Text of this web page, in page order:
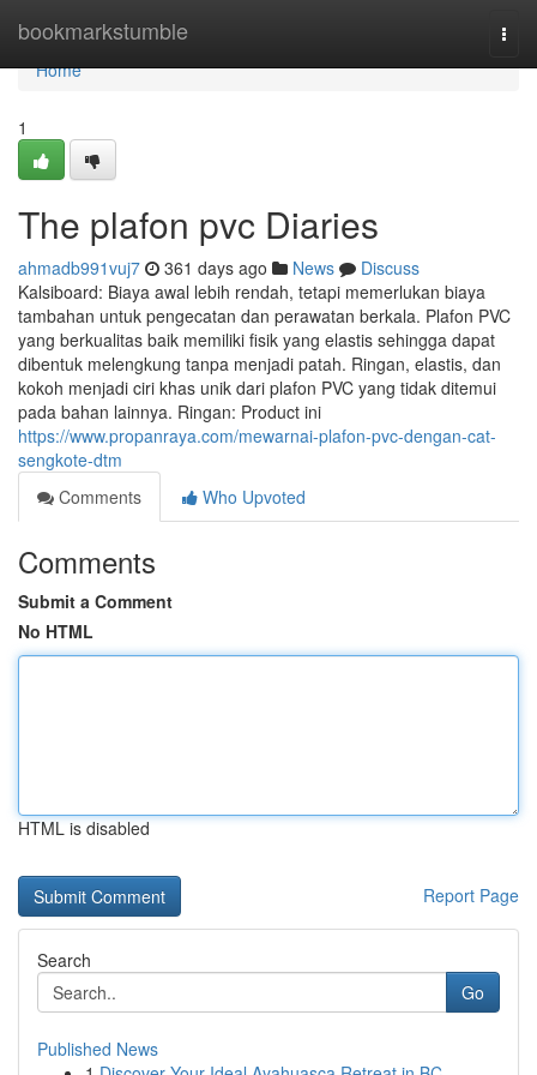
bookmarkstumble
Home
Home
1
The plafon pvc Diaries
ahmadb991vuj7 361 days ago News
Discuss
Kalsiboard: Biaya awal lebih rendah, tetapi memerlukan biaya
tambahan untuk pengecatan dan perawatan berkala. Plafon PVC
yang berkualitas baik memiliki fisik yang elastis sehingga dapat
dibentuk melengkung tanpa menjadi patah. Ringan, elastis, dan
kokoh menjadi ciri khas unik dari plafon PVC yang tidak ditemui
pada bahan lainnya. Ringan: Product ini
https://www.propanraya.com/mewarnai-plafon-pvc-dengan-cat-
sengkote-dtm
Comments
Who Upvoted
Comments
Submit a Comment
No HTML
HTML is disabled
Report Page
Search
Go
Published News